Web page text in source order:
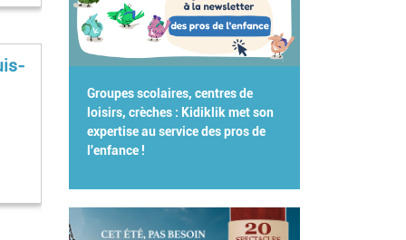
Groupes scolaires, centres de
loisirs, crèches : Kidiklik met son
expertise au service des pros de
l'enfance !